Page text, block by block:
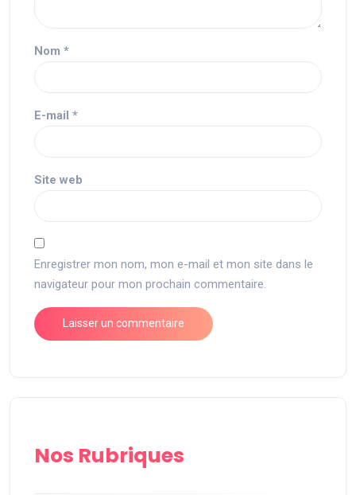
Nom *
E-mail *
Site web
Enregistrer mon nom, mon e-mail et mon site dans le
navigateur pour mon prochain commentaire.
Nos Rubriques